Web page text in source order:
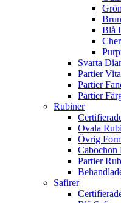
Blå
Svarta
Partier
Partier
Partier
Rubiner
Ovala
Övrig
Cabochon
Partier
Safirer